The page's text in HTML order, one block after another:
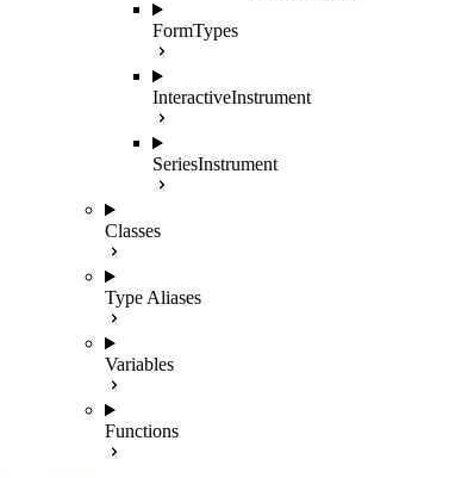
FormTypes
InteractiveInstrument
SeriesInstrument
Classes
Type Aliases
Variables
Functions